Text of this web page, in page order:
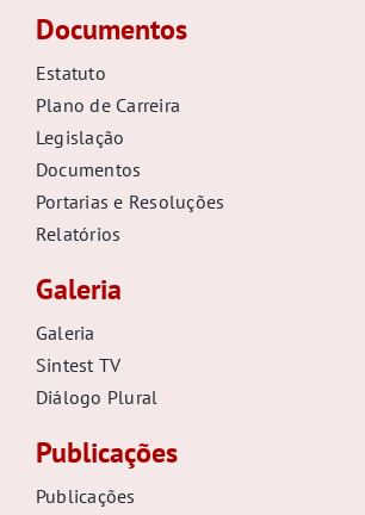
Documentos
Estatuto
Plano de Carreira
Legislação
Documentos
Portarias e Resoluções
Relatórios
Galeria
Galeria
Sintest TV
Diálogo Plural
Publicações
Publicações